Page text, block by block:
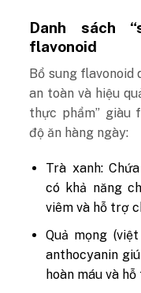
Danh sách
flavonoid
Bổ sung flavonoid
an toàn và hiệu
thực phẩm” giàu
độ ăn hàng ngày:
Trà xanh:
có khả năng
viêm và hỗ trợ
Quả mọng
anthocyanin
hoàn máu và